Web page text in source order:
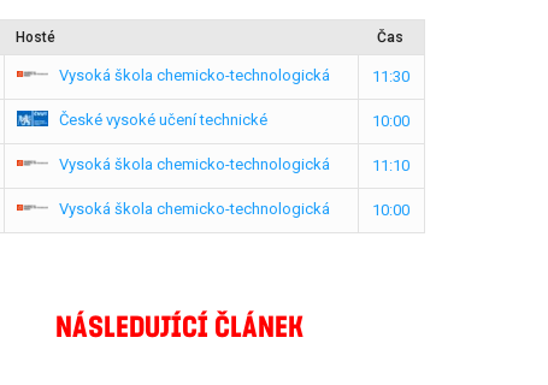
Hosté Čas
Vysoká škola chemicko-technologická 11:30
České vysoké učení technické 10:00
Vysoká škola chemicko-technologická 11:10
Vysoká škola chemicko-technologická 10:00
NÁSLEDUJÍCÍ ČLÁNEK